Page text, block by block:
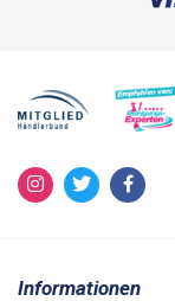
Informationen